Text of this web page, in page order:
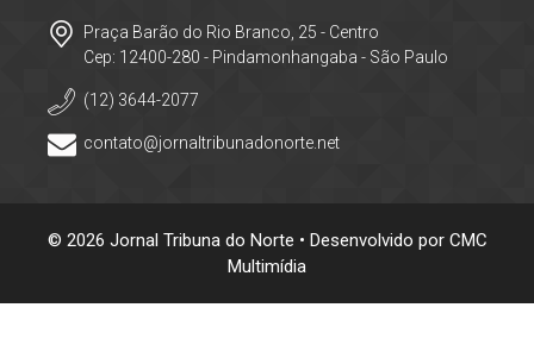
Praça Barão do Rio Branco, 25 - Centro
Cep: 12400-280 - Pindamonhangaba - São Paulo
(12) 3644-2077
contato@jornaltribunadonorte.net
© 2026 Jornal Tribuna do Norte • Desenvolvido por CMC
Multimídia